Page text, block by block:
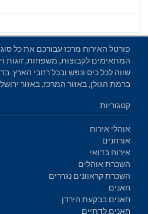
פורטל האירוח מרכז עבורכם את כל
המתאימים לקבוצות, משפחות, זוגות
שווה לכל כיס ונפש ובכל רחבי הארץ.
ברמת הגולן, באזור המרכז, באזור
קטגוריות
אוהלי אירוח
אורחנים
אירוח בדואי
השכרת אוהלים
השכרת קראוונים נגררים
חאנים
חאנים בבקעת הירדן
חאנים לדתיים